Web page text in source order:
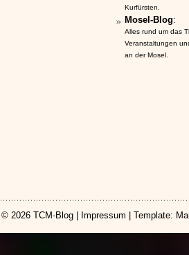
Kurfürsten.
Mosel-Blog:
Alles rund um das
Veranstaltungen
an der Mosel.
© 2026 TCM-Blog| Impressum | Template: